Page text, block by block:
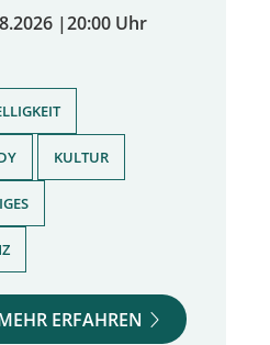
|20:00 Uhr
KULTUR
ERFAHREN